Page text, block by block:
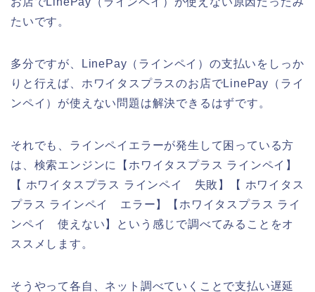
たいです。
多分ですが、LinePay（ラインペイ）の支払いをしっか
りと行えば、ホワイタスプラスのお店でLinePay（ライ
ンペイ）が使えない問題は解決できるはずです。
それでも、ラインペイエラーが発生して困っている方
は、検索エンジンに【ホワイタスプラス ラインペイ】
【 ホワイタスプラス ラインペイ 失敗】【 ホワイタス
プラス ラインペイ エラー】【ホワイタスプラス ライ
ンペイ 使えない】という感じで調べてみることをオ
ススメします。
そうやって各自、ネット調べていくことで支払い遅延